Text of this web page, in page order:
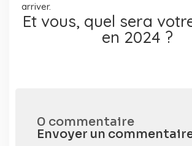
arriver.
Et vous, quel sera
en 2024 ?
0 commentaire
Envoyer un